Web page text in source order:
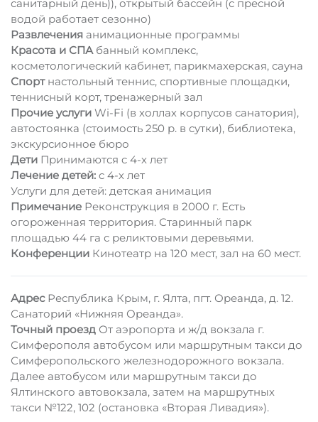
санитарный день)), открытый бассейн (с пресной
водой работает сезонно)
Развлечения анимационные программы
Красота и СПА банный комплекс,
косметологический кабинет, парикмахерская, сауна
Спортнастольный теннис, спортивные площадки,
теннисный корт, тренажерный зал
Прочие услуги Wi-Fi (в холлах корпусов санатория),
автостоянка (стоимость 250 р. в сутки), библиотека,
экскурсионное бюро
Дети Принимаются c 4-х лет
Лечение детей: c 4-х лет
Услуги для детей: детская анимация
Примечание Реконструкция в 2000 г. Есть
огороженная территория. Старинный парк
площадью 44 га с реликтовыми деревьями.
Конференции Кинотеатр на 120 мест, зал на 60 мест.
АдресРеспублика Крым, г. Ялта, пгт. Ореанда, д. 12.
Санаторий «Нижняя Ореанда».
Точный проезд От аэропорта и ж/д вокзала г.
Симферополя автобусом или маршрутным такси до
Симферопольского железнодорожного вокзала.
Далее автобусом или маршрутным такси до
Ялтинского автовокзала, затем на маршрутных
такси №122, 102 (остановка «Вторая Ливадия»).